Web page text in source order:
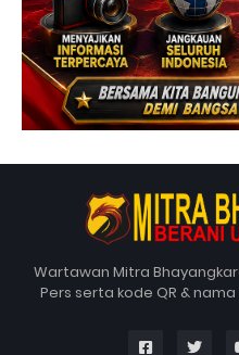
Wartawan Mitra
Pers serta kode QR &